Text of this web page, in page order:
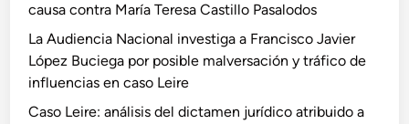
causa contra María Teresa Castillo Pasalodos
La Audiencia Nacional investiga a Francisco Javier
López Buciega por posible malversación y tráfico de
influencias en caso Leire
Caso Leire: análisis del dictamen jurídico atribuido a